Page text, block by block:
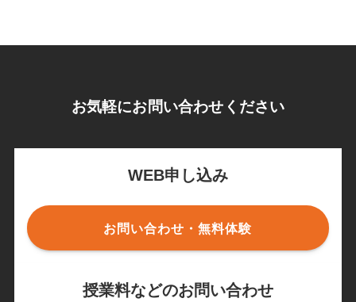
お気軽にお問い合わせください
WEB申し込み
お問い合わせ・無料体験
授業料などのお問い合わせ